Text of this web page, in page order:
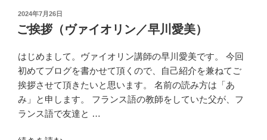
編
～”
リ
ン
音
階
練
習
方
投
稿
日:
2024年7月26日
ご挨拶（ヴァイオリン／早川愛美）
はじめまして。ヴァイオリン講師の早川愛美です。 今回
初めてブログを書かせて頂くので、自己紹介を兼ねてご
挨拶させて頂きたいと思います。 名前の読み方は「あ
み」と申します。 フランス語の教師をしていた父が、フ
ランス語で友達と …